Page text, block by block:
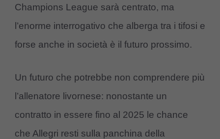
Champions League sarà centrato, ma
l’enorme interrogativo che alberga tra i tifosi e
forse anche in società è il futuro prossimo.
Un futuro che potrebbe non comprendere più
l’allenatore livornese: nonostante un
contratto in essere fino al 2025 le chance
che Allegri resti sulla panchina della